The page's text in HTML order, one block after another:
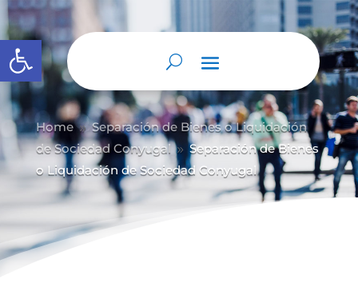
Abrir barra de herramientas
Home 9 Separación de Bienes o Liquidación
de Sociedad Conyugal 9 Separación de Bienes
o Liquidación de Sociedad Conyugal